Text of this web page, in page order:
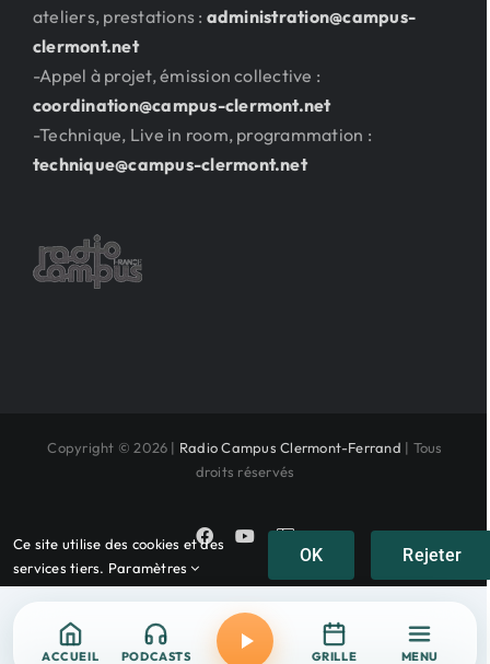
ateliers, prestations : administration@campus-
clermont.net
-Appel à projet, émission collective :
coordination@campus-clermont.net
-Technique, Live in room, programmation :
technique@campus-clermont.net
Copyright © 2026 | Radio Campus Clermont-Ferrand | Tous
droits réservés
FacebookYouTubeInstagram
Ce site utilise des cookies et des
services tiers. Paramètres
OK Rejeter
ACCUEIL PODCASTS GRILLE MENU